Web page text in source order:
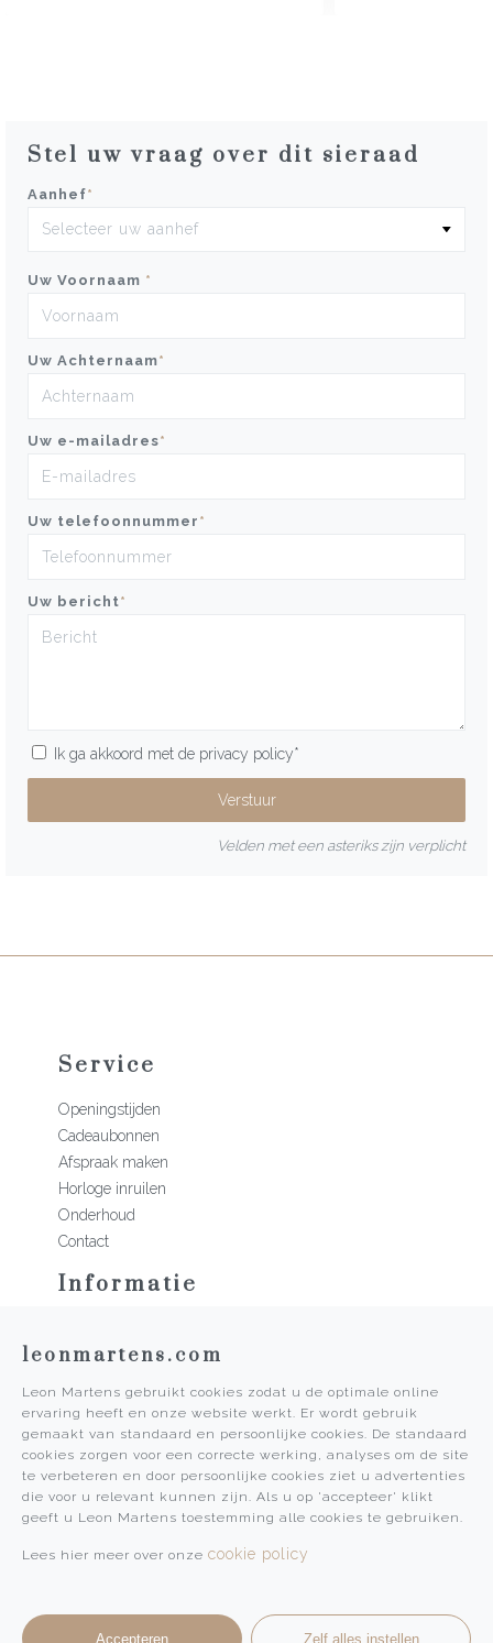
Stel uw vraag over dit sieraad
Aanhef*
Uw Voornaam *
Uw Achternaam*
Uw e-mailadres*
Uw telefoonnummer *
Uw bericht*
Ik ga akkoord met de privacy policy*
Velden met een asteriks zijn verplicht
Service
Openingstijden
Cadeaubonnen
Afspraak maken
Horloge inruilen
Onderhoud
Contact
Informatie
Historie
Algemene voorwaarden
Privacy Policy
Pers
Leon Martens
Leon Martens Juwelier
leonmartens.com
Leon Martens gebruikt cookies zodat u de optimale online
ervaring heeft en onze website werkt. Er wordt gebruik
gemaakt van standaard en persoonlijke cookies. De standaard
cookies zorgen voor een correcte werking, analyses om de site
te verbeteren en door persoonlijke cookies ziet u advertenties
die voor u relevant kunnen zijn. Als u op 'accepteer' klikt
geeft u Leon Martens toestemming alle cookies te gebruiken.
Lees hier meer over onze cookie policy
Accepteren Zelf alles instellen